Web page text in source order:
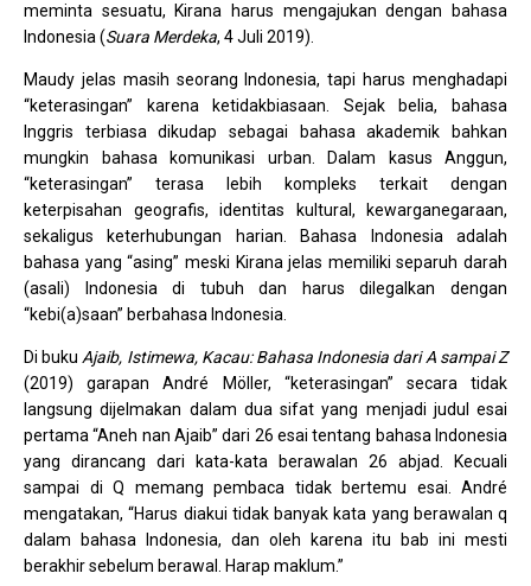
meminta sesuatu, Kirana harus mengajukan dengan bahasa
Indonesia (Suara Merdeka, 4 Juli 2019).
Maudy jelas masih seorang Indonesia, tapi harus menghadapi
“keterasingan” karena ketidakbiasaan. Sejak belia, bahasa
Inggris terbiasa dikudap sebagai bahasa akademik bahkan
mungkin bahasa komunikasi urban. Dalam kasus Anggun,
“keterasingan” terasa lebih kompleks terkait dengan
keterpisahan geografis, identitas kultural, kewarganegaraan,
sekaligus keterhubungan harian. Bahasa Indonesia adalah
bahasa yang “asing” meski Kirana jelas memiliki separuh darah
(asali) Indonesia di tubuh dan harus dilegalkan dengan
“kebi(a)saan” berbahasa Indonesia.
Di buku Ajaib, Istimewa, Kacau: Bahasa Indonesia dari A sampai Z
(2019) garapan André Möller, “keterasingan” secara tidak
langsung dijelmakan dalam dua sifat yang menjadi judul esai
pertama “Aneh nan Ajaib” dari 26 esai tentang bahasa Indonesia
yang dirancang dari kata-kata berawalan 26 abjad. Kecuali
sampai di Q memang pembaca tidak bertemu esai. André
mengatakan, “Harus diakui tidak banyak kata yang berawalan q
dalam bahasa Indonesia, dan oleh karena itu bab ini mesti
berakhir sebelum berawal. Harap maklum.”